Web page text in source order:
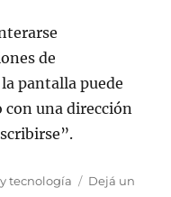
de
pantalla puede
con una dirección
tecnología
Dejá un